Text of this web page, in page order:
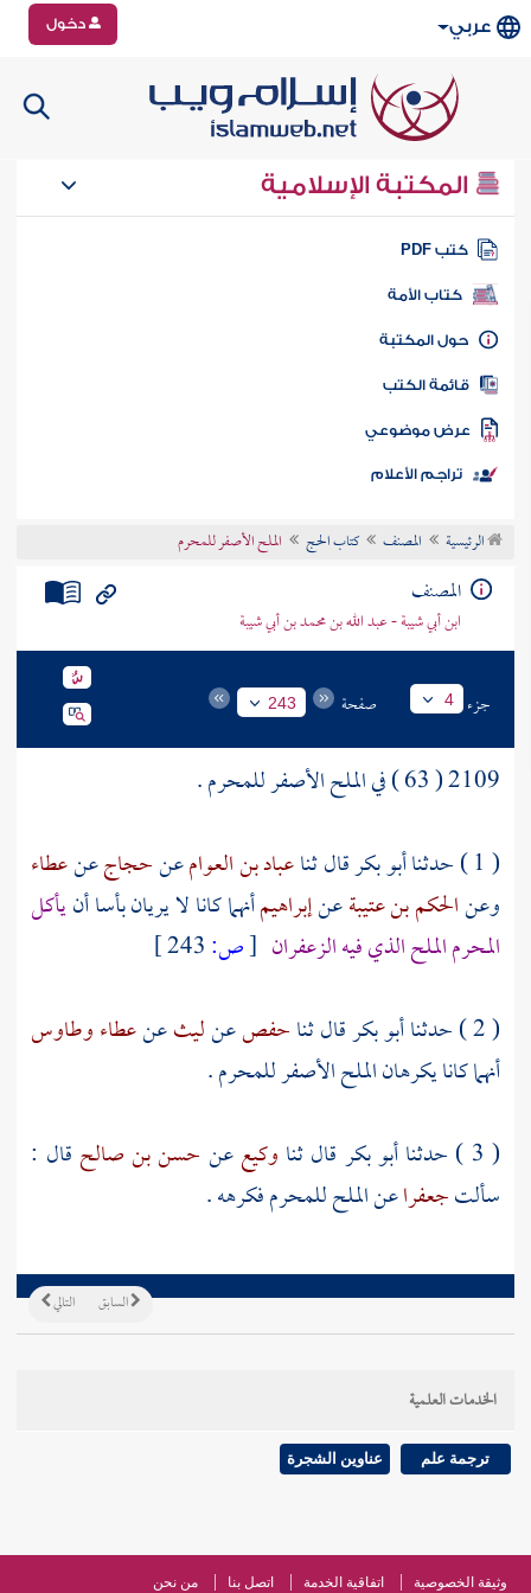
عربي دخول
المكتبة الإسلامية
كتب PDF
كتاب الأمة
المكتبة
الكتب
موضوعي
تراجم الأعلام
الرئيسية المصنف كتاب الحج الملح الأصفر للمحرم
المصنف
ابن أبي شيبة - عبد الله بن محمد بن أبي شيبة
جزء 4 صفحة 243
2109 ( 63 ) في الملح الأصفر للمحرم .
( 1 ) حدثنا
أبو بكرقال ثناعباد بن العوامعنحجاجعنعطاء
وعنالحكم بن عتيبةعنإبراهيمأنهما كانا لا يريان بأسا أنيأكل
المحرم الملح الذي فيه الزعفران [ص:
( 2 ) حدثنا
أبو بكرقال ثناحفصعنليثعنعطاءوطاوس
أنهما كانا يكرهان الملح الأصفر للمحرم .
( 3 ) حدثنا
أبو بكر قال ثنا وكيععن حسن بن صالح قال :
سألتجعفراعن الملح للمحرم فكرهه .
التالي السابق
الخدمات العلمية
ترجمة علم عناوين الشجرة
وثيقة الخصوصية اتفاقية الخدمة اتصل بنا من نحن